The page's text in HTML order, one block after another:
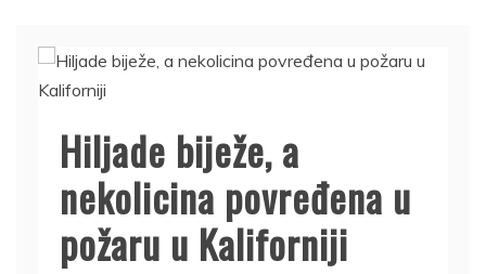
Hiljade biježe, a
nekolicina povređena u
požaru u Kaliforniji